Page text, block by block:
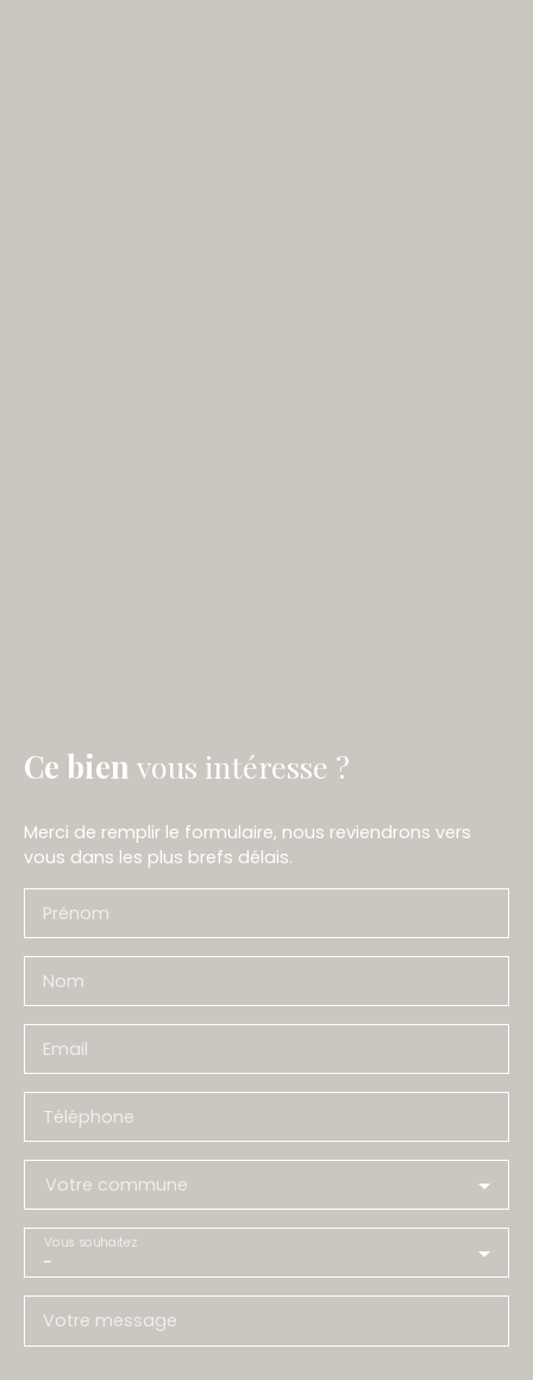
Ce bien vous intéresse ?
Merci de remplir le formulaire, nous reviendrons vers
vous dans les plus brefs délais.
Prénom
Nom
Email
Téléphone
Votre commune
-
Vous souhaitez
Votre message